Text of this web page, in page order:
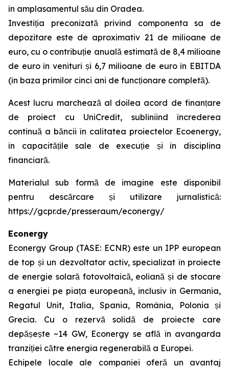
în amplasamentul său din Oradea.
Investiția preconizată privind componenta sa de
depozitare este de aproximativ 21 de milioane de
euro, cu o contribuție anuală estimată de 8,4 milioane
de euro în venituri și 6,7 milioane de euro în EBITDA
(în baza primilor cinci ani de funcționare completă).
Acest lucru marchează al doilea acord de finanțare
de proiect cu UniCredit, subliniind încrederea
continuă a băncii în calitatea proiectelor Ecoenergy,
în capacitățile sale de execuție și în disciplina
financiară.
Materialul sub formă de imagine este disponibil
pentru descărcare și utilizare jurnalistică:
https://gcpr.de/presseraum/econergy/
Econergy
Econergy Group (TASE: ECNR) este un IPP european
de top și un dezvoltator activ, specializat în proiecte
de energie solară fotovoltaică, eoliană și de stocare
a energiei pe piața europeană, inclusiv în Germania,
Regatul Unit, Italia, Spania, România, Polonia și
Grecia. Cu o rezervă solidă de proiecte care
depășește ~14 GW, Econergy se află în avangarda
tranziției către energia regenerabilă a Europei.
Echipele locale ale companiei oferă un avantaj